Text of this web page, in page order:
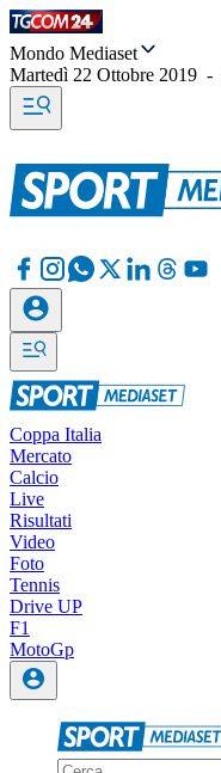
Mondo Mediaset
Martedì 22 Ottobre 2019 -
Coppa Italia
Mercato
Calcio
Live
Risultati
Video
Foto
Tennis
Drive UP
F1
MotoGp